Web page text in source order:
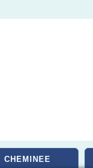
CHEMINEE